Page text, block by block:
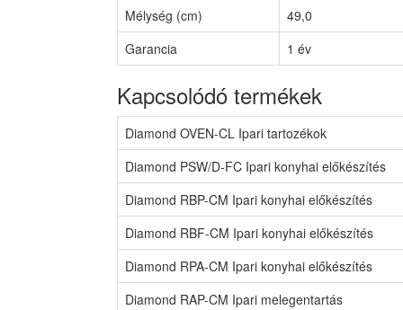
Mélység (cm)
49,0
Garancia
1 év
Kapcsolódó termékek
Diamond OVEN-CL Ipari tartozékok
Diamond PSW/D-FC Ipari konyhai előkészítés
Diamond RBP-CM Ipari konyhai előkészítés
Diamond RBF-CM Ipari konyhai előkészítés
Diamond RPA-CM Ipari konyhai előkészítés
Diamond RAP-CM Ipari melegentartás